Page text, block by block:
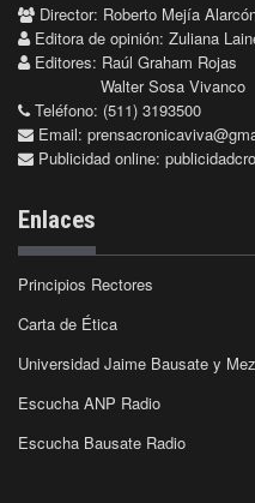
Director: Roberto Mejía
Editora de opinión: Zuliana
Editores: Raúl Graham Rojas
Walter Sosa Vivanco
Teléfono: (511) 3193500
Email:
Publicidad online:
Enlaces
Principios Rectores
Carta de Ética
Universidad Jaime Bausate y
Escucha ANP Radio
Escucha Bausate Radio